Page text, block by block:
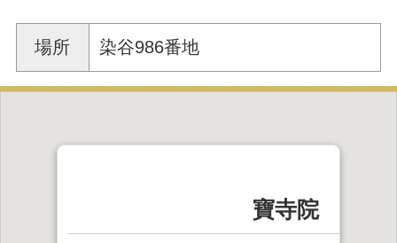
場所 染谷986番地
寶寺院